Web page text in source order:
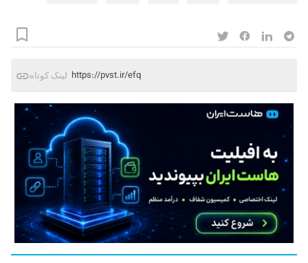
لینک کوتاه https://pvst.ir/efq